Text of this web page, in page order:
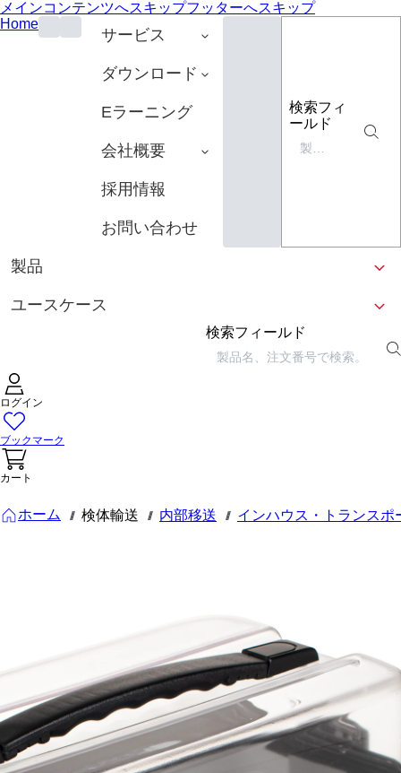
メインコンテンツへスキップフッターへスキップ
Home
サービス
ダウンロード
Eラーニング
会社概要
採用情報
お問い合わせ
検索フィ
ールド
製品
ユースケース
検索フィールド
ログイン
ブックマーク
カート
ホーム /// 検体輸送 /// 内部移送 /// インハウス・トランスポ
I 50, ブロッ
クスタンド
用社内ケー
ス
輸送ケース I 50, ブロ